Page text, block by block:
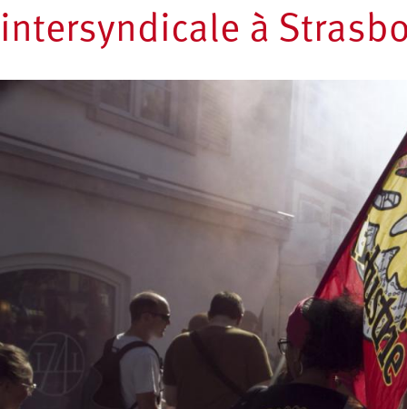
intersyndicale à